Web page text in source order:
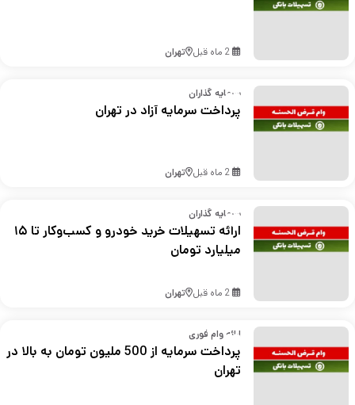
2 ماه قبل تهران
سرمایه گذاران
پرداخت سرمایه آزاد در تهران
2 ماه قبل تهران
سرمایه گذاران
ارائه تسهیلات خرید خودرو و کسب‌وکار تا ۱۵
میلیارد تومان
2 ماه قبل تهران
ارائه وام فوری
پرداخت سرمایه از 500 ملیون تومان به بالا در
تهران